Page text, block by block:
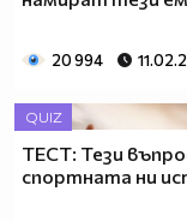
20 994
QUIZ
ТЕСТ: Тези
спортната ни